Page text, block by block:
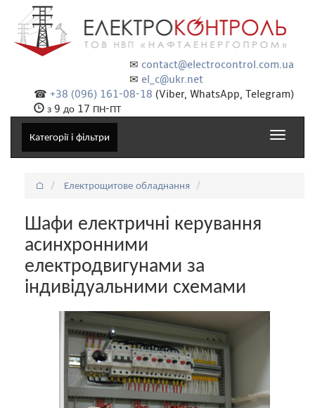
✉ contact@electrocontrol.com.ua
✉ el_c@ukr.net
☎ +38 (096) 161-08-18 (Viber, WhatsApp, Telegram)
з 9 до 17 ПН-ПТ
Категорії і фільтри
Toggle
⌂ Електрощитове обладнання
Шафи електричні керування
асинхронними
електродвигунами за
індивідуальними схемами